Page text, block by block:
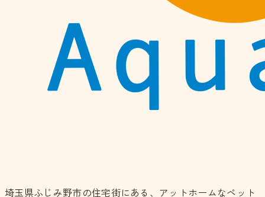
埼玉県ふじみ野市の住宅街にある、アットホームなペット